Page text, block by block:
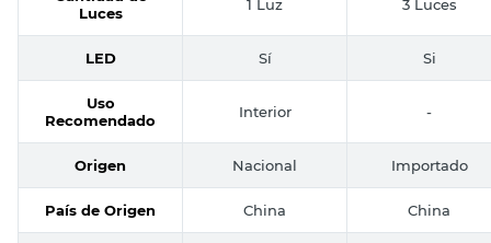
Luces
1 Luz 3 Luces
LED Sí Si
Uso
Recomendado
Interior -
Origen Nacional Importado
País de Origen China China